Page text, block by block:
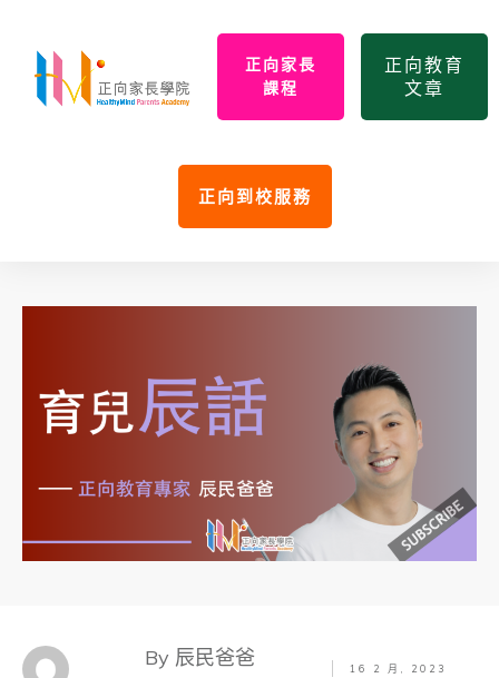
正向家長
課程
正向教育
文章
正向到校服務
By 辰民爸爸 16 2 月, 2023